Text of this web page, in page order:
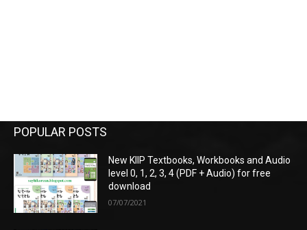
POPULAR POSTS
New KIIP Textbooks, Workbooks and Audio
level 0, 1, 2, 3, 4 (PDF + Audio) for free
download
07/07/2021